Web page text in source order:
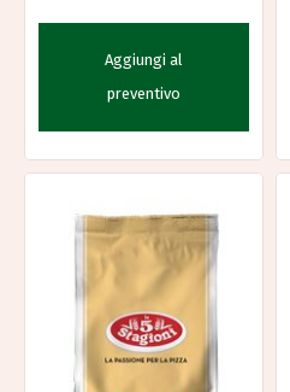
Aggiungi al
preventivo